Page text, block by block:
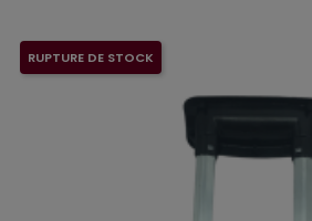
RUPTURE DE STOCK